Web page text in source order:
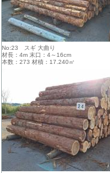
No:23 スギ 大曲り
材長：4m 末口：4～16cm
本数：273 材積：17.240㎥